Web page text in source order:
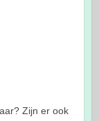
Zijn er ook